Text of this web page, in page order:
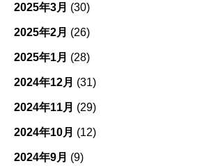
2025年3月 (30)
2025年2月 (26)
2025年1月 (28)
2024年12月 (31)
2024年11月 (29)
2024年10月 (12)
2024年9月 (9)